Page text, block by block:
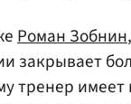
Роман Зобнин
закрывает
тренер